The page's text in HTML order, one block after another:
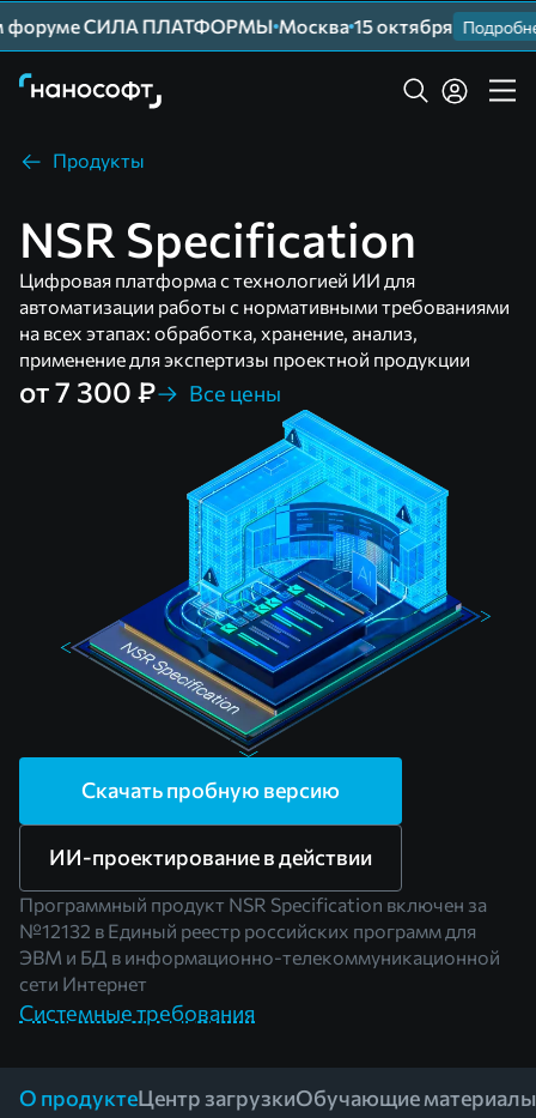
форуме СИЛА ПЛАТФОРМЫ Москва 15 октября Подробнее
Продукты
NSR Specification
Цифровая платформа с технологией ИИ для
автоматизации работы с нормативными требованиями
на всех этапах: обработка, хранение, анализ,
применение для экспертизы проектной продукции
от 7 300 ₽ Все цены
Скачать пробную версию
ИИ-проектирование в действии
Программный продукт NSR Specification включен за
№12132 в Единый реестр российских программ для
ЭВМ и БД в информационно-телекоммуникационной
сети Интернет
Системные требования
О продуктеЦентр загрузкиОбучающие материалы